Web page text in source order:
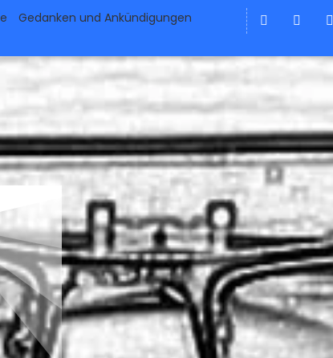
Gedanken und Ankündigungen